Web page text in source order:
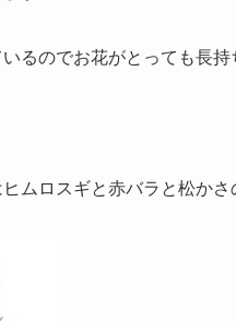
るのでお花がとっても長
ムロスギと赤バラと松か